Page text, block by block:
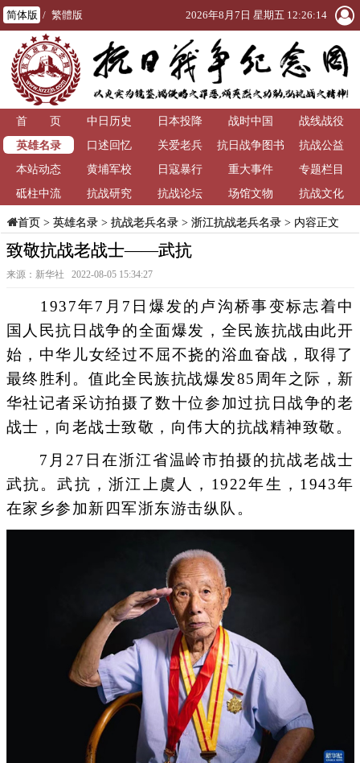
简体版 / 繁體版 2026年8月7日 星期五 12:26:15
首 页 中日历史 日本投降 战时中国
战线战役
英雄名录
口述回忆 关爱老兵
抗日战争图书
馆
抗战公益
本站动态
黄埔军校 日寇暴行 重大事件
专题栏目
砥柱中流
抗战研究 抗战论坛 场馆文物 抗战文化
首页> 英雄名录> 抗战老兵名录> 浙江抗战老兵名录> 内容正文
致敬抗战老战士——武抗
来源：新华社 2022-08-05 15:34:27
1937年7月7日爆发的卢沟桥事变标志着中
国人民抗日战争的全面爆发，全民族抗战由此开
始，中华儿女经过不屈不挠的浴血奋战，取得了
最终胜利。值此全民族抗战爆发85周年之际，新
华社记者采访拍摄了数十位参加过抗日战争的老
战士，向老战士致敬，向伟大的抗战精神致敬。
7月27日在浙江省温岭市拍摄的抗战老战士
武抗。武抗，浙江上虞人，1922年生，1943年
在家乡参加新四军浙东游击纵队。